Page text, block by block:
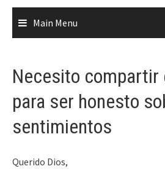
Main Menu
Necesito
para ser honesto
sentimientos
Querido Dios,